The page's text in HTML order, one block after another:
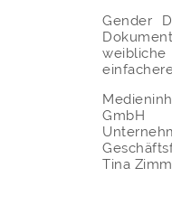
Gender
weibliche
GmbH
Tina